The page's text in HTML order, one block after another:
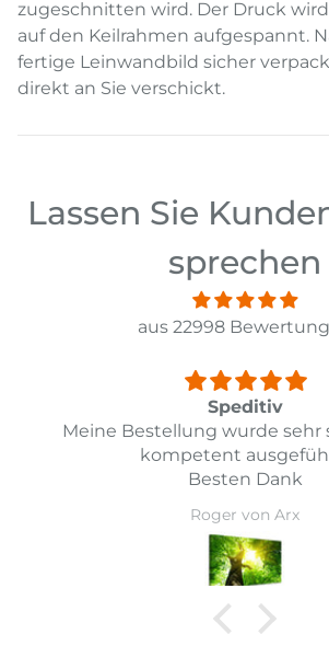
zugeschnitten wird. Der Druck
auf den Keilrahmen aufgespannt.
fertige Leinwandbild sicher
direkt an Sie verschickt.
Lassen Sie
sprechen
aus 22998
Top
Top Lieferung und
Daniel